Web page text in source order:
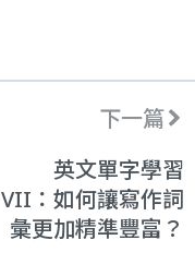
下一篇
英文單字學習
VII：如何讓寫作詞
彙更加精準豐富？